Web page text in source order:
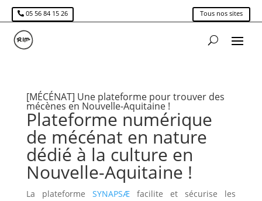
05 56 84 15 26 Tous nos sites
[MÉCÉNAT] Une plateforme pour trouver des
mécènes en Nouvelle-Aquitaine !
Plateforme numérique
de mécénat en nature
dédié à la culture en
Nouvelle-Aquitaine !
La plateforme SYNAPSÆfacilite et sécurise les